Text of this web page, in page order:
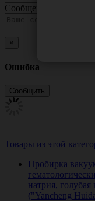
Сообщение
×
Ошибка
Товары из этой
Пробирка
натрия,
("Yancheng